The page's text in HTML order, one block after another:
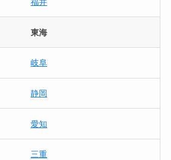
東海
岐阜
静岡
愛知
三重